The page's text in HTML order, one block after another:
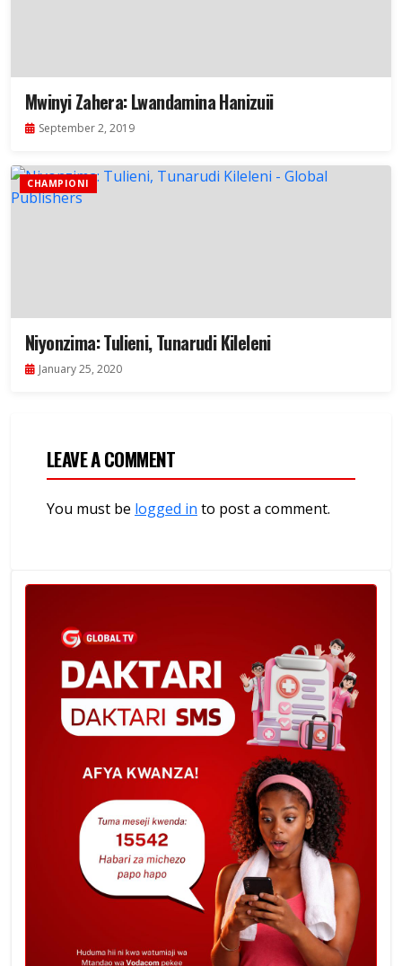
Mwinyi Zahera: Lwandamina Hanizuii
September 2, 2019
CHAMPIONI
Niyonzima: Tulieni, Tunarudi Kileleni
January 25, 2020
LEAVE A COMMENT
You must be logged in to post a comment.